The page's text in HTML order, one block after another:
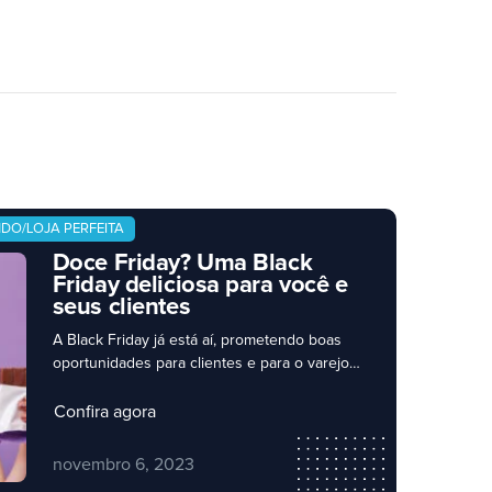
Doce Friday? Uma Black
Friday deliciosa para você e
seus clientes
A Black Friday já está aí, prometendo boas
oportunidades para clientes e para o varejo
consumidores se organizam para abastecer a
desempenhado um bom papel na oferta de
produtos que já são parte do dia a dia do
Confira agora
novembro 6, 2023
LOJA PERFEITA